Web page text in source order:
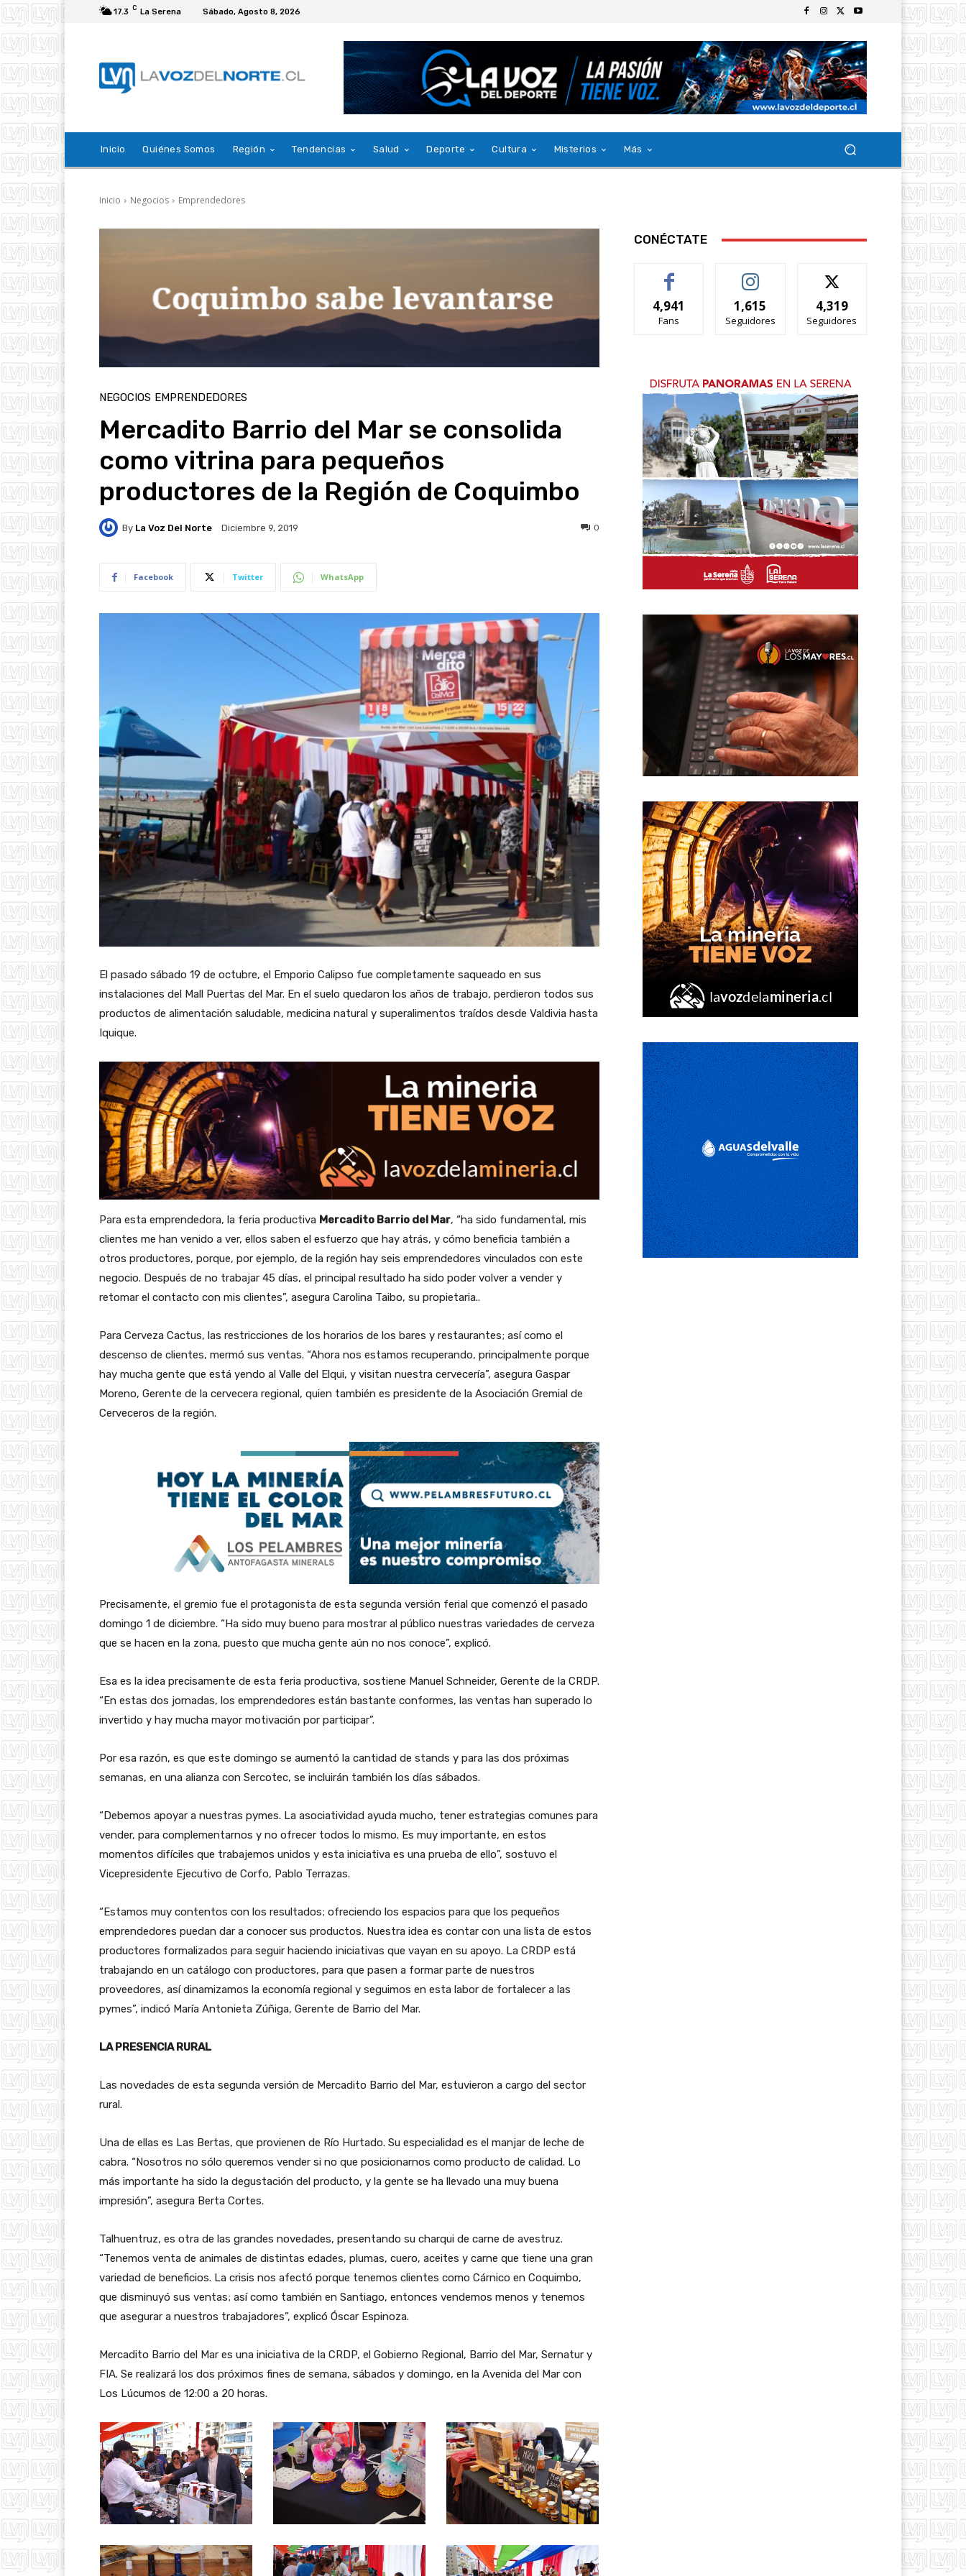
17.3 C La Serena Sábado, Agosto 8, 2026
Inicio Quiénes Somos Región Tendencias Salud Deporte Cultura Misterios Más
Inicio Negocios Emprendedores
NEGOCIOS EMPRENDEDORES
Mercadito Barrio del Mar se consolida
como vitrina para pequeños
productores de la Región de Coquimbo
By La Voz Del Norte Diciembre 9, 2019 0
Facebook Twitter WhatsApp
El pasado sábado 19 de octubre, el Emporio Calipso fue completamente saqueado en sus
instalaciones del Mall Puertas del Mar. En el suelo quedaron los años de trabajo, perdieron todos sus
productos de alimentación saludable, medicina natural y superalimentos traídos desde Valdivia hasta
Iquique.
Para esta emprendedora, la feria productiva Mercadito Barrio del Mar, “ha sido fundamental, mis
clientes me han venido a ver, ellos saben el esfuerzo que hay atrás, y cómo beneficia también a
otros productores, porque, por ejemplo, de la región hay seis emprendedores vinculados con este
negocio. Después de no trabajar 45 días, el principal resultado ha sido poder volver a vender y
retomar el contacto con mis clientes”, asegura Carolina Taibo, su propietaria..
Para Cerveza Cactus, las restricciones de los horarios de los bares y restaurantes; así como el
descenso de clientes, mermó sus ventas. “Ahora nos estamos recuperando, principalmente porque
hay mucha gente que está yendo al Valle del Elqui, y visitan nuestra cervecería”, asegura Gaspar
Moreno, Gerente de la cervecera regional, quien también es presidente de la Asociación Gremial de
Cerveceros de la región.
Precisamente, el gremio fue el protagonista de esta segunda versión ferial que comenzó el pasado
domingo 1 de diciembre. “Ha sido muy bueno para mostrar al público nuestras variedades de cerveza
que se hacen en la zona, puesto que mucha gente aún no nos conoce”, explicó.
Esa es la idea precisamente de esta feria productiva, sostiene Manuel Schneider, Gerente de la CRDP.
“En estas dos jornadas, los emprendedores están bastante conformes, las ventas han superado lo
invertido y hay mucha mayor motivación por participar”.
Por esa razón, es que este domingo se aumentó la cantidad de stands y para las dos próximas
semanas, en una alianza con Sercotec, se incluirán también los días sábados.
“Debemos apoyar a nuestras pymes. La asociatividad ayuda mucho, tener estrategias comunes para
vender, para complementarnos y no ofrecer todos lo mismo. Es muy importante, en estos
momentos difíciles que trabajemos unidos y esta iniciativa es una prueba de ello”, sostuvo el
Vicepresidente Ejecutivo de Corfo, Pablo Terrazas.
“Estamos muy contentos con los resultados; ofreciendo los espacios para que los pequeños
emprendedores puedan dar a conocer sus productos. Nuestra idea es contar con una lista de estos
productores formalizados para seguir haciendo iniciativas que vayan en su apoyo. La CRDP está
trabajando en un catálogo con productores, para que pasen a formar parte de nuestros
proveedores, así dinamizamos la economía regional y seguimos en esta labor de fortalecer a las
pymes”, indicó María Antonieta Zúñiga, Gerente de Barrio del Mar.
LA PRESENCIA RURAL
Las novedades de esta segunda versión de Mercadito Barrio del Mar, estuvieron a cargo del sector
rural.
Una de ellas es Las Bertas, que provienen de Río Hurtado. Su especialidad es el manjar de leche de
cabra. “Nosotros no sólo queremos vender si no que posicionarnos como producto de calidad. Lo
más importante ha sido la degustación del producto, y la gente se ha llevado una muy buena
impresión”, asegura Berta Cortes.
Talhuentruz, es otra de las grandes novedades, presentando su charqui de carne de avestruz.
“Tenemos venta de animales de distintas edades, plumas, cuero, aceites y carne que tiene una gran
variedad de beneficios. La crisis nos afectó porque tenemos clientes como Cárnico en Coquimbo,
que disminuyó sus ventas; así como también en Santiago, entonces vendemos menos y tenemos
que asegurar a nuestros trabajadores”, explicó Óscar Espinoza.
Mercadito Barrio del Mar es una iniciativa de la CRDP, el Gobierno Regional, Barrio del Mar, Sernatur y
FIA. Se realizará los dos próximos fines de semana, sábados y domingo, en la Avenida del Mar con
Los Lúcumos de 12:00 a 20 horas.
CONÉCTATE
4,941
Fans
1,615
Seguidores
4,319
Seguidores